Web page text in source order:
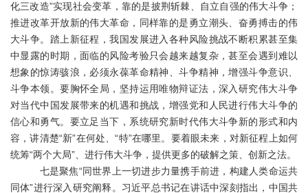
化三改造”实现社会变革，靠的是披荆斩棘、自立自强的伟大斗争；
推进改革开放新的伟大革命，同样靠的是勇立潮头、奋勇搏击的伟
大斗争。踏上新征程，我国发展进入各种风险挑战不断积累甚至集
中显露的时期，面临的风险考验只会越来越复杂，甚至会遇到难以
想象的惊涛骇浪，必须永葆革命精神、斗争精神，增强斗争意识、
斗争本领。要胸怀全局，坚持运用唯物辩证法，深入研究伟大斗争
对当代中国发展带来的机遇和挑战，增强党和人民进行伟大斗争的
信心和勇气。要立足当下，系统研究新时代伟大斗争新的形式和内
容，讲清楚“新”在何处、“特”在哪里。要着眼未来，对新征程上如何
统筹“两个大局”、进行伟大斗争，提供更多的破解之策、创新之法。
七是聚焦“同世界上一切进步力量携手前进，构建人类命运共
同体”进行深入研究阐释。习近平总书记在讲话中深刻指出，中国共